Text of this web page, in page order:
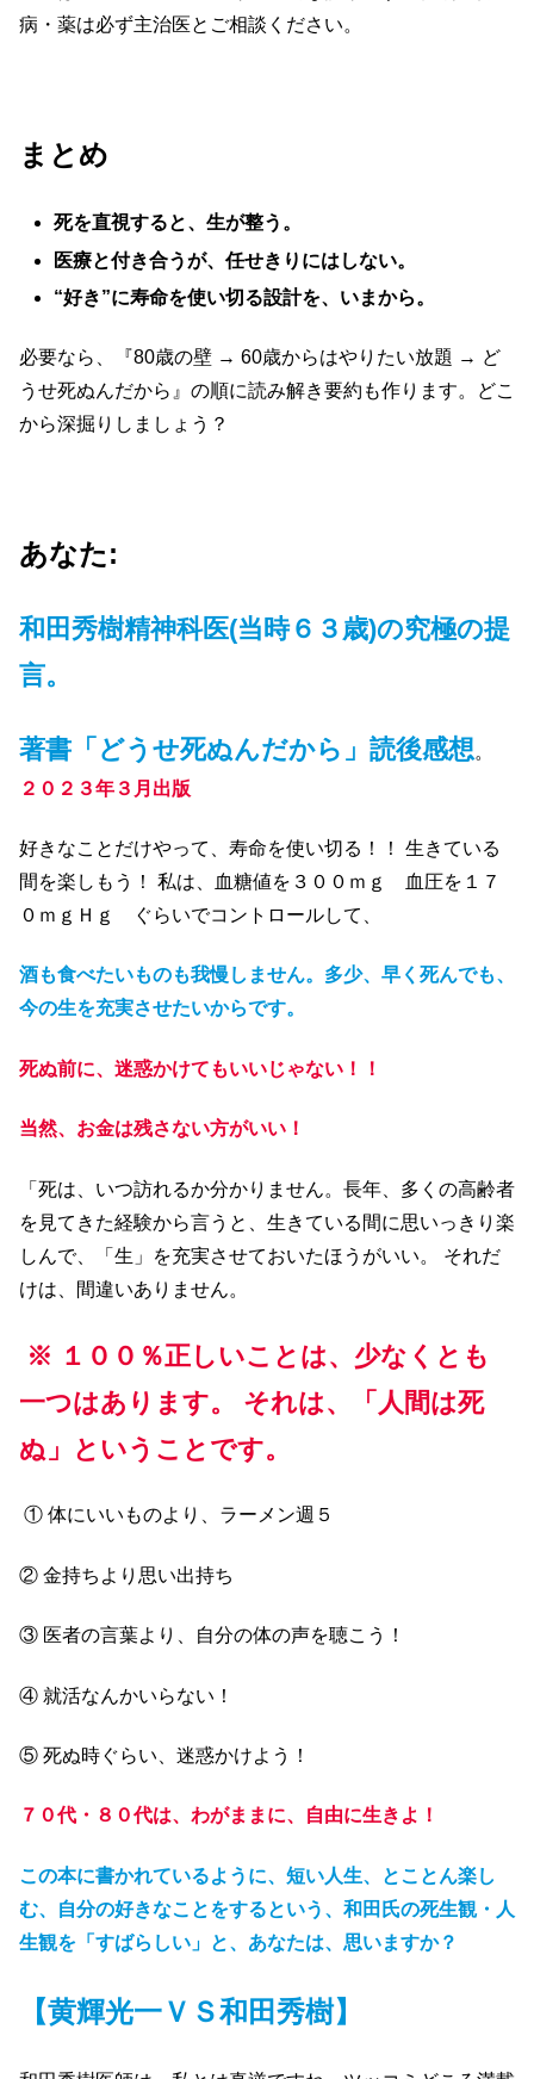
病・薬は必ず主治医とご相談ください。
まとめ
死を直視すると、生が整う。
医療と付き合うが、任せきりにはしない。
“好き”に寿命を使い切る設計を、いまから。
必要なら、『80歳の壁 → 60歳からはやりたい放題 → ど
うせ死ぬんだから』の順に読み解き要約も作ります。どこ
から深掘りしましょう？
あなた:
和田秀樹精神科医(当時６３歳)の究極の提
言。
著書「どうせ死ぬんだから」読後感想。
２０２３年３月出版
好きなことだけやって、寿命を使い切る！！ 生きている
間を楽しもう！ 私は、血糖値を３００ｍｇ 血圧を１７
０ｍｇＨｇ ぐらいでコントロールして、
酒も食べたいものも我慢しません。多少、早く死んでも、
今の生を充実させたいからです。
死ぬ前に、迷惑かけてもいいじゃない！！
当然、お金は残さない方がいい！
「死は、いつ訪れるか分かりません。長年、多くの高齢者
を見てきた経験から言うと、生きている間に思いっきり楽
しんで、「生」を充実させておいたほうがいい。 それだ
けは、間違いありません。
※ １００％正しいことは、少なくとも
一つはあります。 それは、「人間は死
ぬ」ということです。
① 体にいいものより、ラーメン週５
② 金持ちより思い出持ち
③ 医者の言葉より、自分の体の声を聴こう！
④ 就活なんかいらない！
⑤ 死ぬ時ぐらい、迷惑かけよう！
７０代・８０代は、わがままに、自由に生きよ！
この本に書かれているように、短い人生、とことん楽し
む、自分の好きなことをするという、和田氏の死生観・人
生観を「すばらしい」と、あなたは、思いますか？
【黄輝光一ＶＳ和田秀樹】